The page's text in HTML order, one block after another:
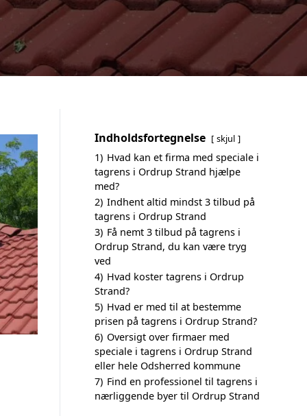
Indholdsfortegnelse skjul
1) Hvad kan et firma med speciale i
tagrens i Ordrup Strand hjælpe
med?
2) Indhent altid mindst 3 tilbud på
tagrens i Ordrup Strand
3) Få nemt 3 tilbud på tagrens i
Ordrup Strand, du kan være tryg
ved
4) Hvad koster tagrens i Ordrup
Strand?
5) Hvad er med til at bestemme
prisen på tagrens i Ordrup Strand?
6) Oversigt over firmaer med
speciale i tagrens i Ordrup Strand
eller hele Odsherred kommune
7) Find en professionel til tagrens i
nærliggende byer til Ordrup Strand